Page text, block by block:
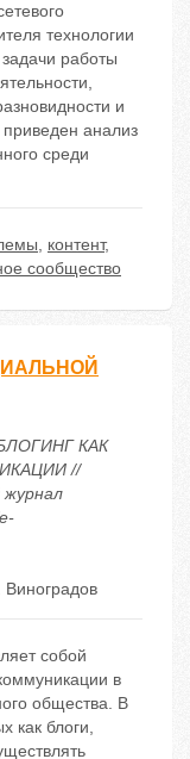
технологии
работы
и
анализ
среди
, контент,
сообщество
КАК
//
журнал
Виноградов
собой
в
общества. В
как блоги,